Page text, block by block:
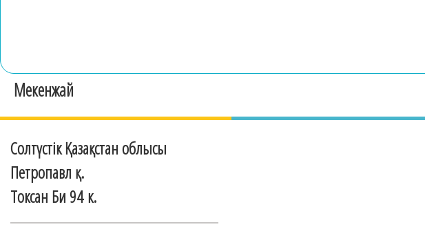
Мекенжай
Солтүстік Қазақстан облысы
Петропавл қ.
Токсан Би 94 к.